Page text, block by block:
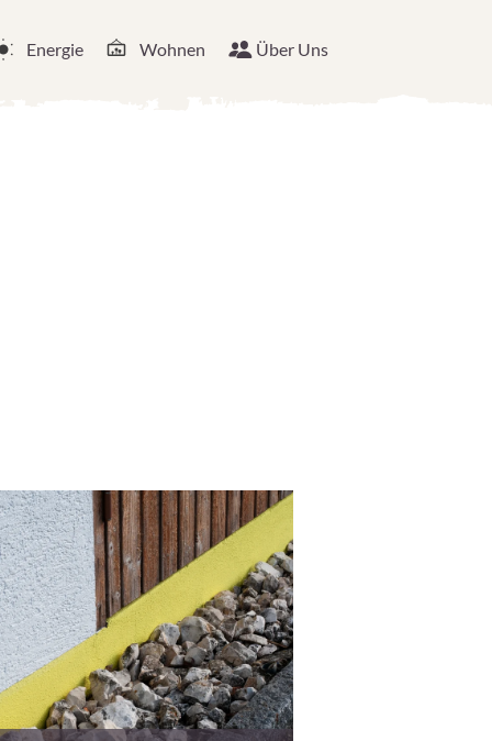
Energie Wohnen Über Uns